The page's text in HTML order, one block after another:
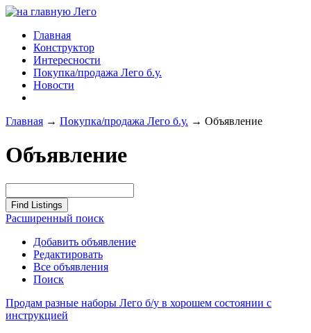
Главная
Конструктор
Интересности
Покупка/продажа Лего б.у.
Новости
Главная → Покупка/продажа Лего б.у. → Объявление
Объявление
Расширенный поиск
Добавить объявление
Редактировать
Все объявления
Поиск
Продам разные наборы Лего б/у в хорошем состоянии с
инструкцией